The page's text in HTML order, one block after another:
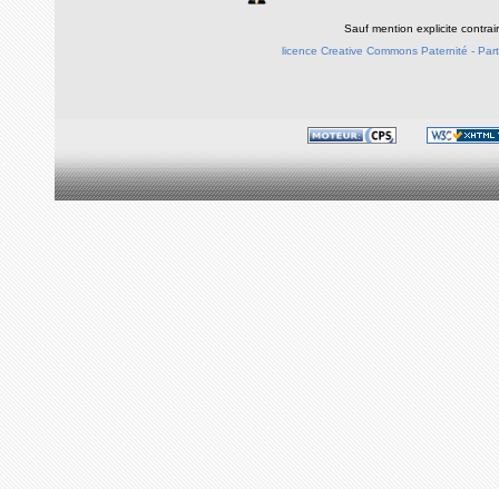
Sauf mention explicite
licence Creative Commons Paternité -